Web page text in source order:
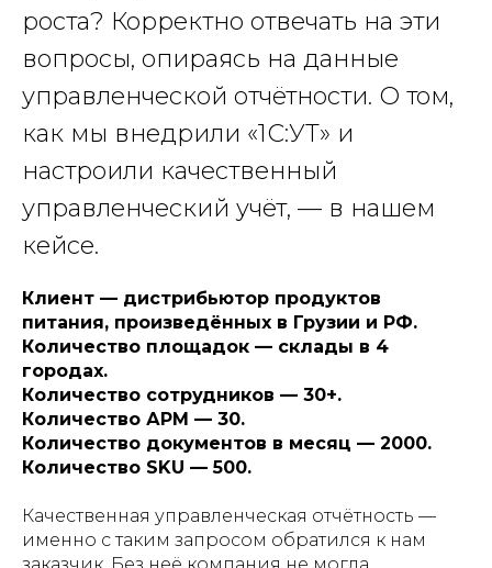
роста? Корректно отвечать на эти
вопросы, опираясь на данные
управленческой отчётности. О том,
как мы внедрили «1С:УТ» и
настроили качественный
управленческий учёт, — в нашем
кейсе.
Клиент — дистрибьютор продуктов
питания, произведённых в Грузии и РФ.
Количество площадок — склады в 4
городах.
Количество сотрудников — 30+.
Количество АРМ — 30.
Количество документов в месяц — 2000.
Количество SKU — 500.
Качественная управленческая отчётность —
именно с таким запросом обратился к нам